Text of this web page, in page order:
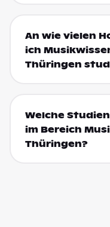
An wie vielen
ich
Thüringen
Welche
im Bereich
Thüringen?